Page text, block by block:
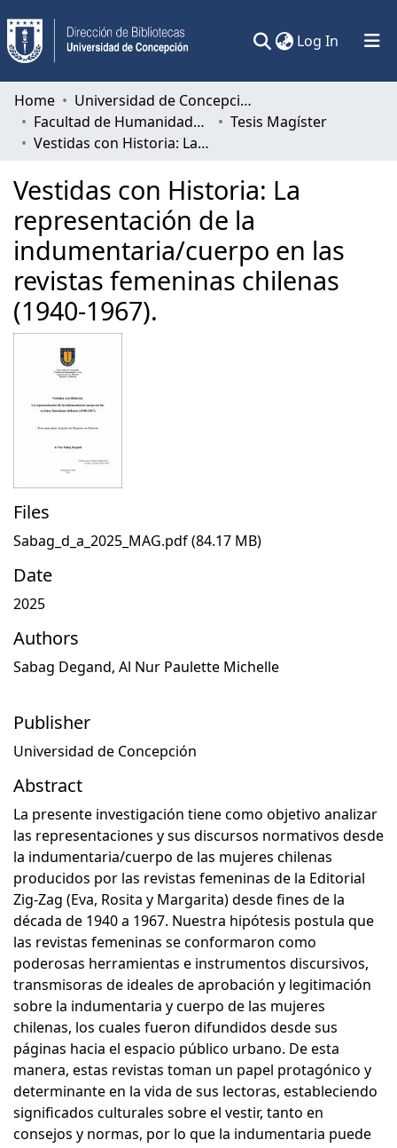
Log In (current)
Communities & Collections
All of DSpace
Home
Universidad de Concepción
Facultad de Humanidades y Arte
Tesis Magíster
Vestidas con Historia: La representación de la indumentaria/cuerpo en las revistas femeninas chilenas (1940-1967).
Vestidas con Historia: La
representación de la
indumentaria/cuerpo en las
revistas femeninas chilenas
(1940-1967).
Files
Sabag_d_a_2025_MAG.pdf(84.17 MB)
Date
2025
Authors
Sabag Degand, Al Nur Paulette Michelle
Publisher
Universidad de Concepción
Abstract
La presente investigación tiene como objetivo analizar
las representaciones y sus discursos normativos desde
la indumentaria/cuerpo de las mujeres chilenas
producidos por las revistas femeninas de la Editorial
Zig-Zag (Eva, Rosita y Margarita) desde fines de la
década de 1940 a 1967. Nuestra hipótesis postula que
las revistas femeninas se conformaron como
poderosas herramientas e instrumentos discursivos,
transmisoras de ideales de aprobación y legitimación
sobre la indumentaria y cuerpo de las mujeres
chilenas, los cuales fueron difundidos desde sus
páginas hacia el espacio público urbano. De esta
manera, estas revistas toman un papel protagónico y
determinante en la vida de sus lectoras, estableciendo
significados culturales sobre el vestir, tanto en
consejos y normas, por lo que la indumentaria puede